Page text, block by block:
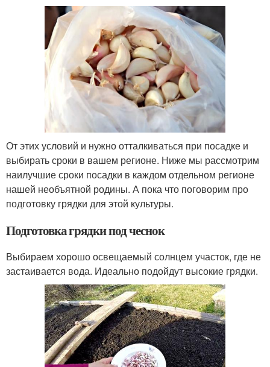
От этих условий и нужно отталкиваться при посадке и
выбирать сроки в вашем регионе. Ниже мы рассмотрим
наилучшие сроки посадки в каждом отдельном регионе
нашей необъятной родины. А пока что поговорим про
подготовку грядки для этой культуры.
Подготовка грядки под чеснок
Выбираем хорошо освещаемый солнцем участок, где не
застаивается вода. Идеально подойдут высокие грядки.